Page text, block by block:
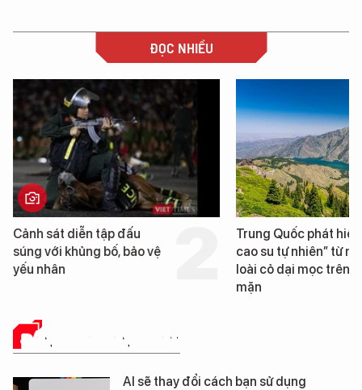
ĐỌC NHIỀU
Trung Quốc phát hiện “mỏ
cao su tự nhiên” từ một
loài cỏ dại mọc trên đất
Loạt dự án bất động
Đà Nẵng sắp bị kiểm
ĐÁNH GIÁ SẢN PHẨM
AI sẽ thay đổi cách bạn sử dụng